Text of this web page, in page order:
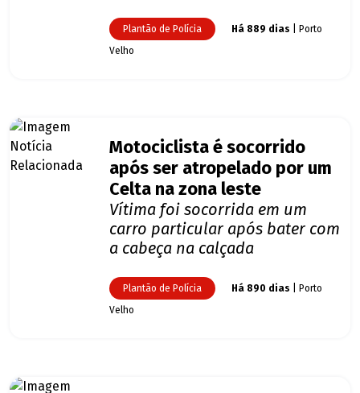
Plantão de Polícia Há 889 dias | Porto
Velho
Motociclista é socorrido
após ser atropelado por um
Celta na zona leste
Vítima foi socorrida em um
carro particular após bater com
a cabeça na calçada
Plantão de Polícia Há 890 dias | Porto
Velho